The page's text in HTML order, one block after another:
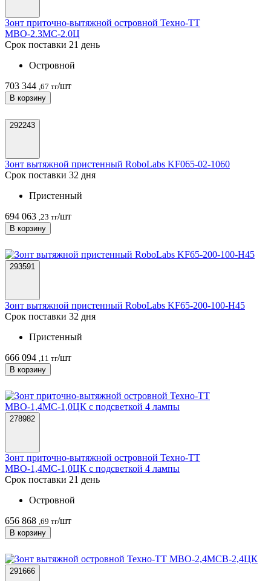
Зонт приточно-вытяжной островной Техно-ТТ
МВО-2.3МС-2.0Ц
Срок поставки 21 день
Островной
703 344 ,67 тг/шт
В корзину
292243
Зонт вытяжной пристенный RoboLabs KF065-02-1060
Срок поставки 32 дня
Пристенный
694 063 ,23 тг/шт
В корзину
293591
Зонт вытяжной пристенный RoboLabs KF65-200-100-H45
Срок поставки 32 дня
Пристенный
666 094 ,11 тг/шт
В корзину
278982
Зонт приточно-вытяжной островной Техно-ТТ
МВО-1,4МС-1,0ЦК с подсветкой 4 лампы
Срок поставки 21 день
Островной
656 868 ,69 тг/шт
В корзину
291666